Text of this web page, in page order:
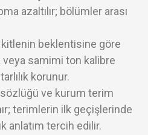
azaltılır; bölümler arası
beklentisine göre
samimi ton kalibre
korunur.
ve kurum terim
terimlerin ilk geçişlerinde
anlatım tercih edilir.